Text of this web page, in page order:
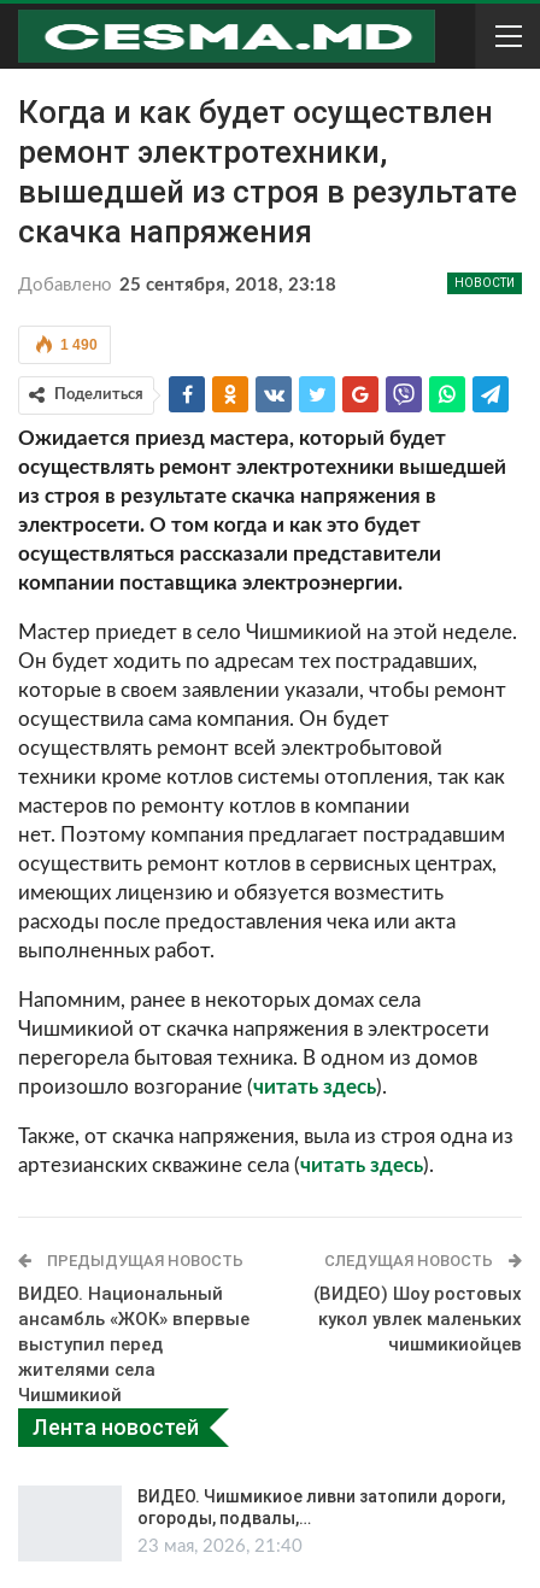
Когда и как будет осуществлен
ремонт электротехники,
вышедшей из строя в результате
скачка напряжения
НОВОСТИ
Добавлено 25 сентября, 2018, 23:18
1 490
Поделиться
Ожидается приезд мастера, который будет
осуществлять ремонт электротехники вышедшей
из строя в результате скачка напряжения в
электросети. О том когда и как это будет
осуществляться рассказали представители
компании поставщика электроэнергии.
Мастер приедет в село Чишмикиой на этой неделе.
Он будет ходить по адресам тех пострадавших,
которые в своем заявлении указали, чтобы ремонт
осуществила сама компания. Он будет
осуществлять ремонт всей электробытовой
техники кроме котлов системы отопления, так как
мастеров по ремонту котлов в компании
нет. Поэтому компания предлагает пострадавшим
осуществить ремонт котлов в сервисных центрах,
имеющих лицензию и обязуется возместить
расходы после предоставления чека или акта
выполненных работ.
Напомним, ранее в некоторых домах села
Чишмикиой от скачка напряжения в электросети
перегорела бытовая техника. В одном из домов
произошло возгорание (читать здесь).
Также, от скачка напряжения, выла из строя одна из
артезианских скважине села (читать здесь).
ПРЕДЫДУЩАЯ НОВОСТЬ
ВИДЕО. Национальный
ансамбль «ЖОК» впервые
выступил перед
жителями села
Чишмикиой
СЛЕДУЩАЯ НОВОСТЬ
(ВИДЕО) Шоу ростовых
кукол увлек маленьких
чишмикиойцев
Лента новостей
ВИДЕО. Чишмикиое ливни затопили дороги,
огороды, подвалы,…
23 мая, 2026, 21:40